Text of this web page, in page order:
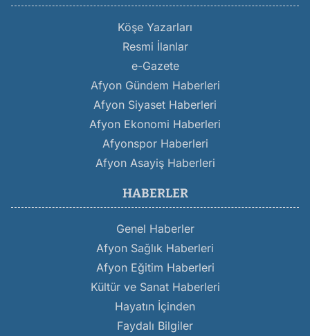
Köşe Yazarları
Resmi İlanlar
e-Gazete
Afyon Gündem Haberleri
Afyon Siyaset Haberleri
Afyon Ekonomi Haberleri
Afyonspor Haberleri
Afyon Asayiş Haberleri
HABERLER
Genel Haberler
Afyon Sağlık Haberleri
Afyon Eğitim Haberleri
Kültür ve Sanat Haberleri
Hayatın İçinden
Faydalı Bilgiler